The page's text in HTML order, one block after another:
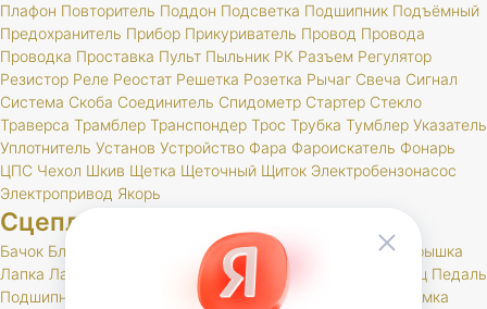
Плафон Повторитель Поддон Подсветка Подшипник Подъёмный
Предохранитель Прибор Прикуриватель Провод Провода
Проводка Проставка Пульт Пыльник РК Разъем Регулятор
Резистор Реле Реостат Решетка Розетка Рычаг Свеча Сигнал
Система Скоба Соединитель Спидометр Стартер Стекло
Траверса Трамблер Транспондер Трос Трубка Тумблер Указатель
Уплотнитель Установ Устройство Фара Фароискатель Фонарь
ЦПС Чехол Шкив Щетка Щеточный Щиток Электробензонасос
Электропривод Якорь
Сцепление
Бачок Блок Диск Картер Корзина Корпус
Крышка
Лапка Лапки Муфта Накладка Палец Педаль
Подшипник
Пресс Пружина Пыльник
Рамка